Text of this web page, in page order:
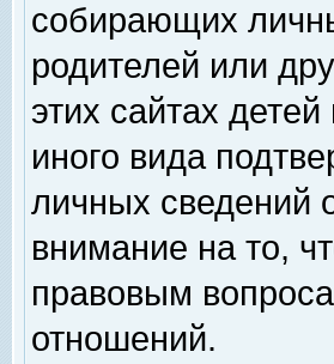
собирающих
родителей или
этих сайтах
иного вида
личных сведений
внимание на то,
правовым
отношений.